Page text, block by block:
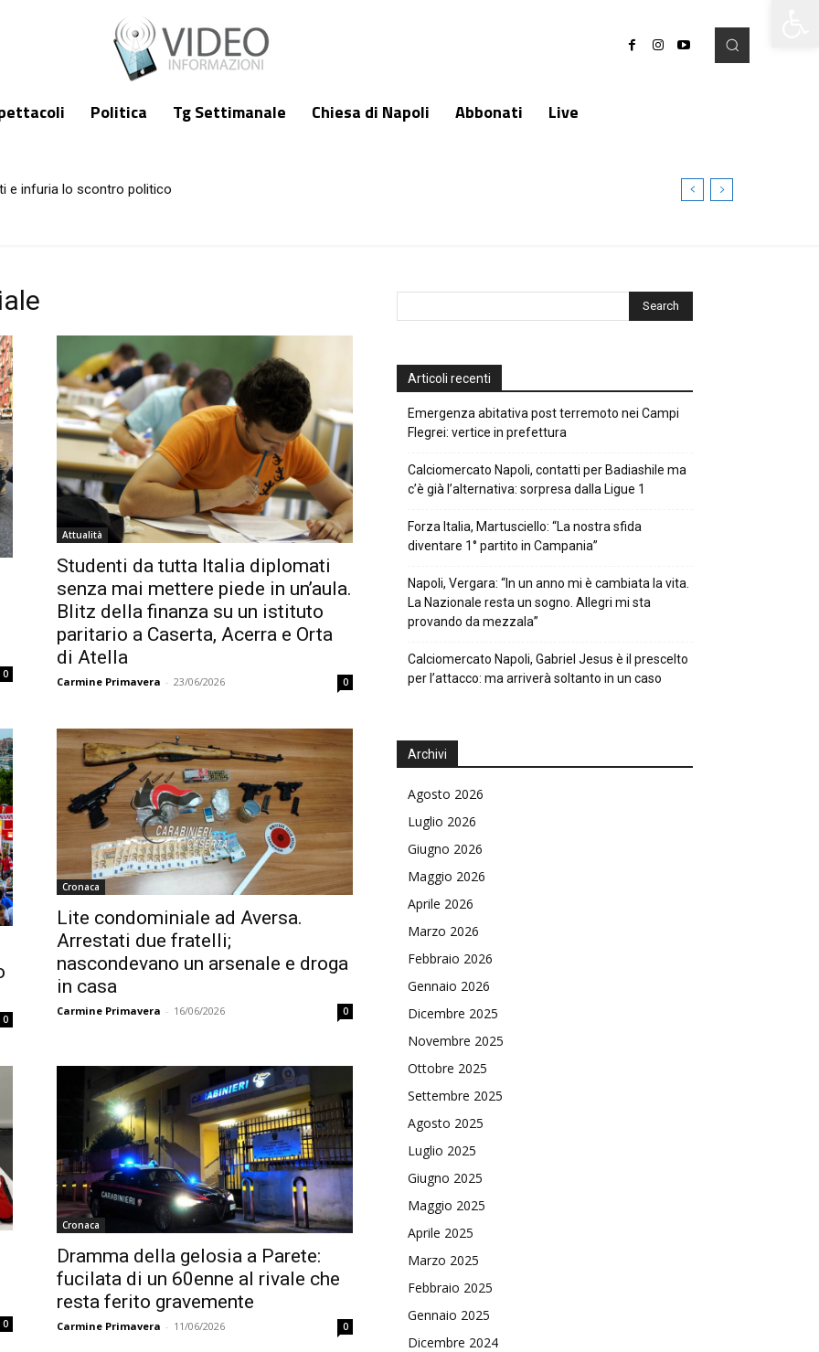
Politica Tg Settimanale Chiesa di Napoli Abbonati
Live
e infuria lo scontro politico
ferragosto a Napoli e in Campania. I consigli degli esperti
0
Attualità
Studenti da tutta Italia diplomati
senza mai mettere piede in un’aula.
Blitz della finanza su un istituto
paritario a Caserta, Acerra e Orta
di Atella
Carmine Primavera - 23/06/2026 0
0
Cronaca
Lite condominiale ad Aversa.
Arrestati due fratelli;
nascondevano un arsenale e droga
in casa
Carmine Primavera - 16/06/2026 0
0
Cronaca
Dramma della gelosia a Parete:
fucilata di un 60enne al rivale che
resta ferito gravemente
Carmine Primavera - 11/06/2026 0
Articoli recenti
Emergenza abitativa post terremoto nei Campi
Flegrei: vertice in prefettura
Calciomercato Napoli, contatti per Badiashile ma
c’è già l’alternativa: sorpresa dalla Ligue 1
Forza Italia, Martusciello: “La nostra sfida
diventare 1° partito in Campania”
Napoli, Vergara: “In un anno mi è cambiata la vita.
La Nazionale resta un sogno. Allegri mi sta
provando da mezzala”
Calciomercato Napoli, Gabriel Jesus è il prescelto
per l’attacco: ma arriverà soltanto in un caso
Archivi
Agosto 2026
Luglio 2026
Giugno 2026
Maggio 2026
Aprile 2026
Marzo 2026
Febbraio 2026
Gennaio 2026
Dicembre 2025
Novembre 2025
Ottobre 2025
Settembre 2025
Agosto 2025
Luglio 2025
Giugno 2025
Maggio 2025
Aprile 2025
Marzo 2025
Febbraio 2025
Gennaio 2025
Dicembre 2024